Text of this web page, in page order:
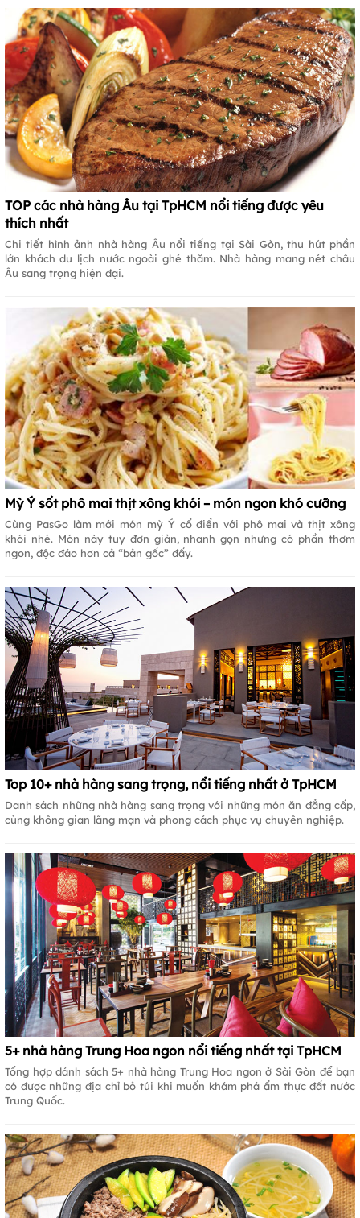
TOP các nhà hàng Âu tại TpHCM nổi tiếng được yêu
thích nhất
Chi tiết hình ảnh nhà hàng Âu nổi tiếng tại Sài Gòn, thu hút phần
lớn khách du lịch nước ngoài ghé thăm. Nhà hàng mang nét châu
Âu sang trọng hiện đại.
Mỳ Ý sốt phô mai thịt xông khói – món ngon khó cưỡng
Cùng PasGo làm mới món mỳ Ý cổ điển với phô mai và thịt xông
khói nhé. Món này tuy đơn giản, nhanh gọn nhưng có phần thơm
ngon, độc đáo hơn cả “bản gốc” đấy.
Top 10+ nhà hàng sang trọng, nổi tiếng nhất ở TpHCM
Danh sách những nhà hàng sang trọng với những món ăn đẳng cấp,
cùng không gian lãng mạn và phong cách phục vụ chuyên nghiệp.
5+ nhà hàng Trung Hoa ngon nổi tiếng nhất tại TpHCM
Tổng hợp dánh sách 5+ nhà hàng Trung Hoa ngon ở Sài Gòn để bạn
có được những địa chỉ bỏ túi khi muốn khám phá ẩm thực đất nước
Trung Quốc.